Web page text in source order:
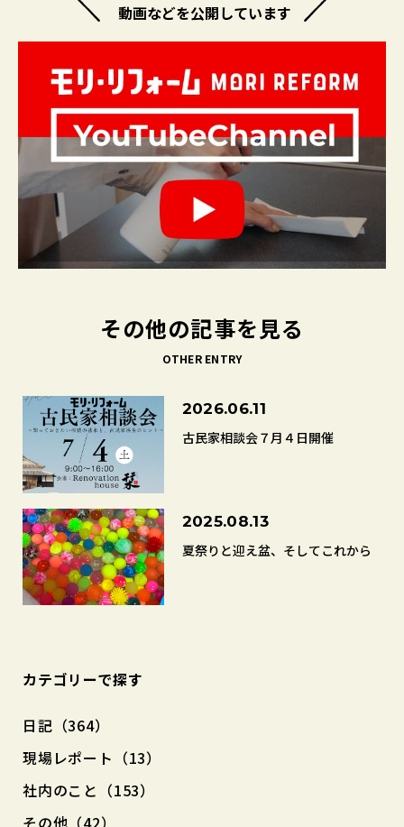
動画などを公開しています
その他の記事を見る
OTHER ENTRY
2026.06.11
古民家相談会７月４日開催
2025.08.13
夏祭りと迎え盆、そしてこれから
カテゴリーで探す
日記（364）
現場レポート（13）
社内のこと（153）
その他（42）